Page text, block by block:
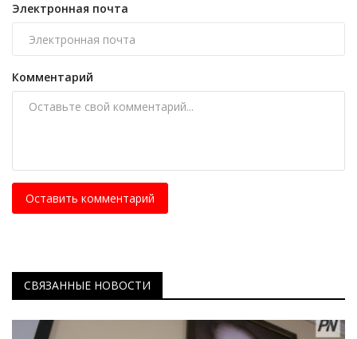
Электронная почта
Комментарий
Оставить комментарий
СВЯЗАННЫЕ НОВОСТИ